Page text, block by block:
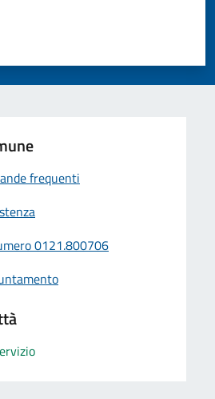
stelle su 5
su 5
5
frequenti
0121.800706